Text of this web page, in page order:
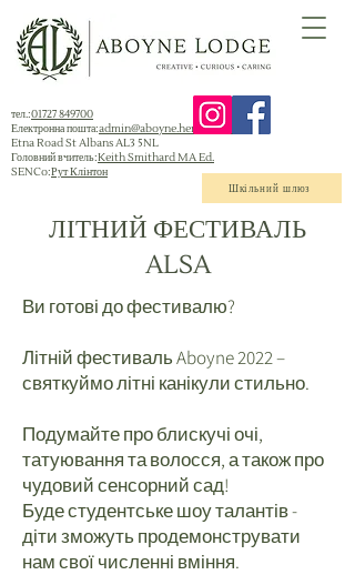
тел.:01727 849700
Електронна пошта:admin@aboyne.herts.sch.uk
Etna Road St Albans AL3 5NL
Головний вчитель:Keith Smithard MA Ed.
SENCo:Рут Клінтон
Шкільний шлюз
ЛІТНИЙ ФЕСТИВАЛЬ
ALSA
Ви готові до фестивалю?
Літній фестиваль Aboyne 2022 –
святкуймо літні канікули стильно.
Подумайте про блискучі очі,
татуювання та волосся, а також про
чудовий сенсорний сад!
Буде студентське шоу талантів -
діти зможуть продемонструвати
нам свої численні вміння.